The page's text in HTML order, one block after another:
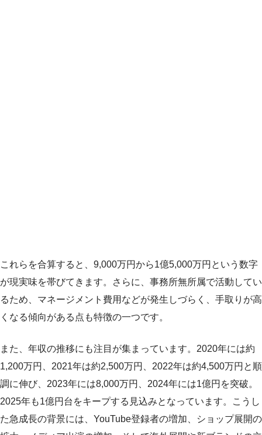
これらを合算すると、9,000万円から1億5,000万円という数字
が現実味を帯びてきます。さらに、事務所無所属で活動してい
るため、マネージメント費用などが発生しづらく、手取りが高
くなる傾向がある点も特徴の一つです。
また、年収の推移にも注目が集まっています。2020年には約
1,200万円、2021年は約2,500万円、2022年は約4,500万円と順
調に伸び、2023年には8,000万円、2024年には1億円を突破。
2025年も1億円台をキープする見込みとなっています。こうし
た急成長の背景には、YouTube登録者の増加、ショップ展開の